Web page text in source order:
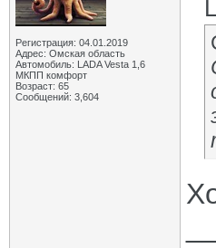
Регистрация: 04.01.2019
Адрес: Омская область
Автомобиль: LADA Vesta 1,6
МКПП комфорт
Возраст: 65
Сообщений: 3,604